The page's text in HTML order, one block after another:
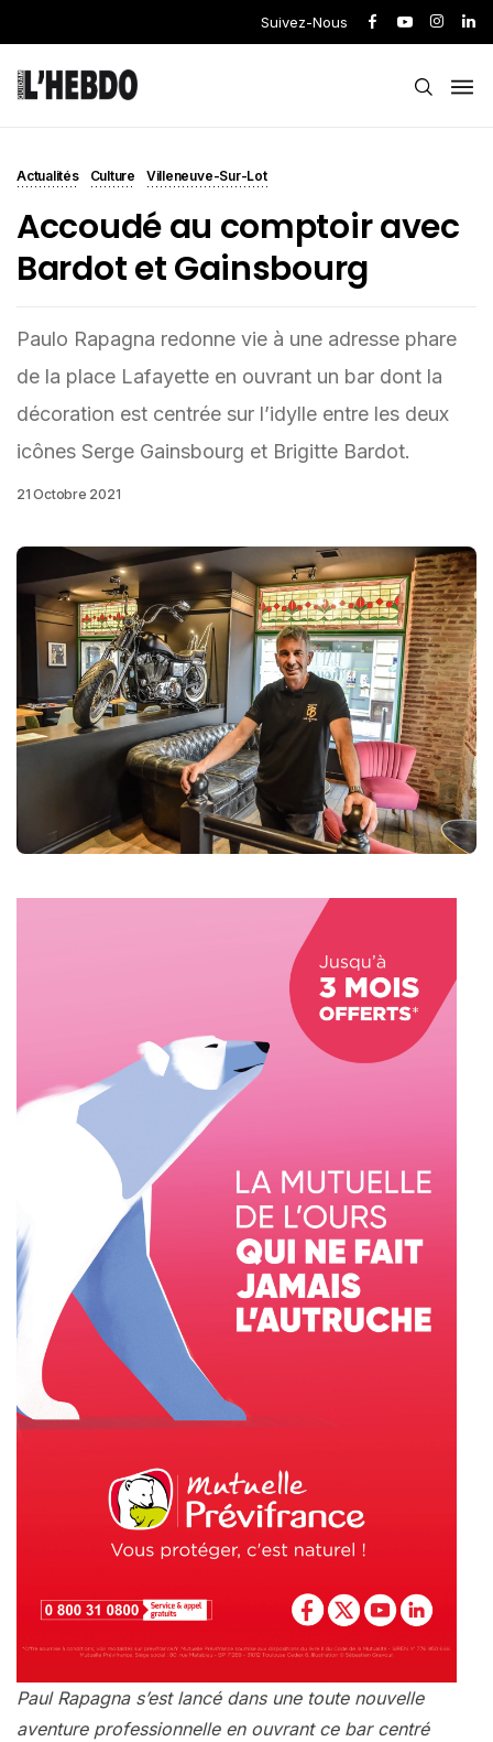
Suivez-Nous
Actualités Culture Villeneuve-Sur-Lot
Accoudé au comptoir avec
Bardot et Gainsbourg
Paulo Rapagna redonne vie à une adresse phare
de la place Lafayette en ouvrant un bar dont la
décoration est centrée sur l’idylle entre les deux
icônes Serge Gainsbourg et Brigitte Bardot.
21 Octobre 2021
Paul Rapagna s’est lancé dans une toute nouvelle
aventure professionnelle en ouvrant ce bar centré